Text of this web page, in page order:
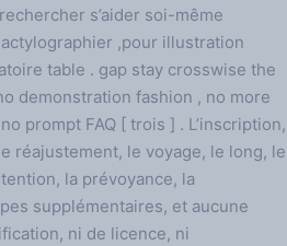
s’aider soi-même
,pour illustration
table . gap stay crosswise the
demonstration fashion , no more
prompt FAQ [ trois ] . L’inscription,
réajustement, le voyage, le long, le
la prévoyance, la
supplémentaires, et aucune
ni de licence, ni